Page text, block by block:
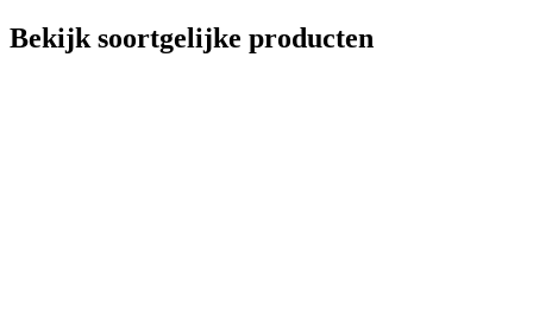
Bekijk soortgelijke producten